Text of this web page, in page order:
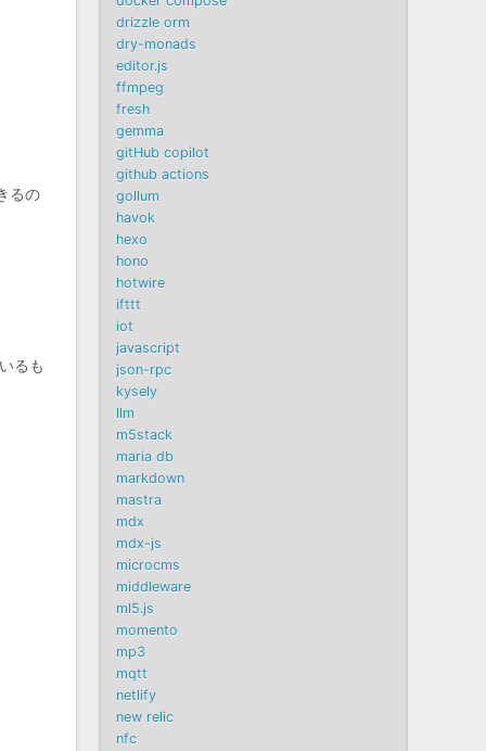
るの
るも
drizzle orm
dry-monads
editor.js
ffmpeg
fresh
gemma
gitHub copilot
github actions
gollum
havok
hexo
hono
hotwire
ifttt
iot
javascript
json-rpc
kysely
llm
m5stack
maria db
markdown
mastra
mdx
mdx-js
microcms
middleware
ml5.js
momento
mp3
mqtt
netlify
new relic
nfc